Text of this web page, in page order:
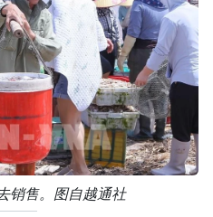
销售。图自越通社